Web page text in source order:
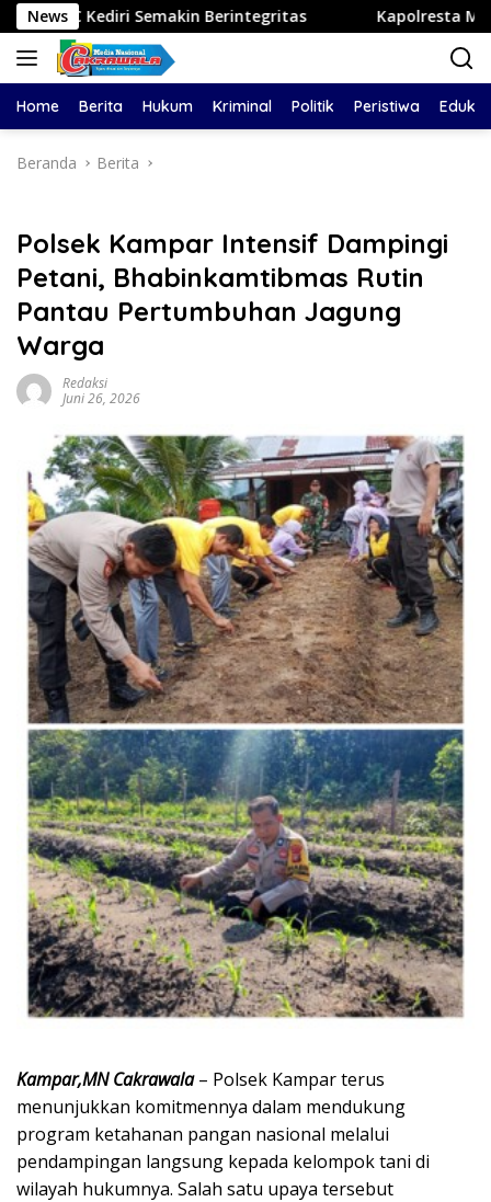
Langsung
ke
konten
News
Semakin Berintegritas Kapolresta Malang Kota Cek
Home Berita Hukum Kriminal Politik Peristiwa
Beranda Berita
Polsek Kampar Intensif Dampingi
Petani, Bhabinkamtibmas Rutin
Pantau Pertumbuhan Jagung
Warga
Redaksi
Juni 26, 2026
Kampar,MN Cakrawala– Polsek Kampar terus
menunjukkan komitmennya dalam mendukung
program ketahanan pangan nasional melalui
pendampingan langsung kepada kelompok tani di
wilayah hukumnya. Salah satu upaya tersebut